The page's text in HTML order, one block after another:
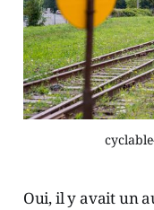
Oui, il y avait un